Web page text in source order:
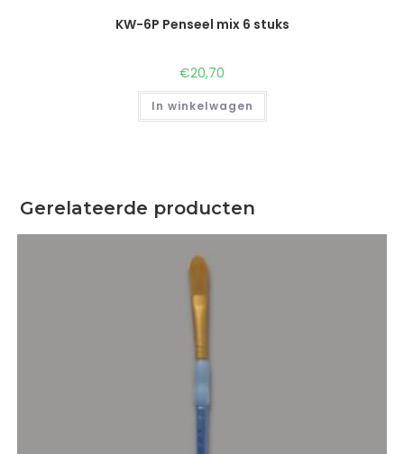
KW-6P Penseel mix 6 stuks
€20,70
In winkelwagen
Gerelateerde producten